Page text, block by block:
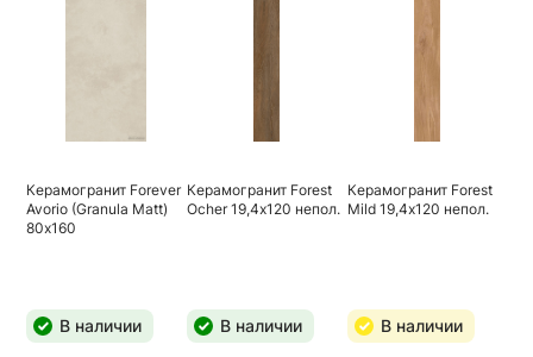
Керамогранит Forever
Avorio (Granula Matt)
80х160
В наличии
Керамогранит Forest
Ocher 19,4х120 непол.
В наличии
Керамогранит Forest
Mild 19,4х120 непол.
В наличии